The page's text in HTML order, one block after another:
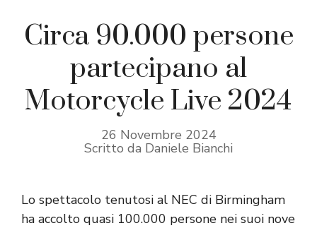
Circa 90.000 persone
partecipano al
Motorcycle Live 2024
26 Novembre 2024
Scritto da Daniele Bianchi
Lo spettacolo tenutosi al NEC di Birmingham
ha accolto quasi 100.000 persone nei suoi nove